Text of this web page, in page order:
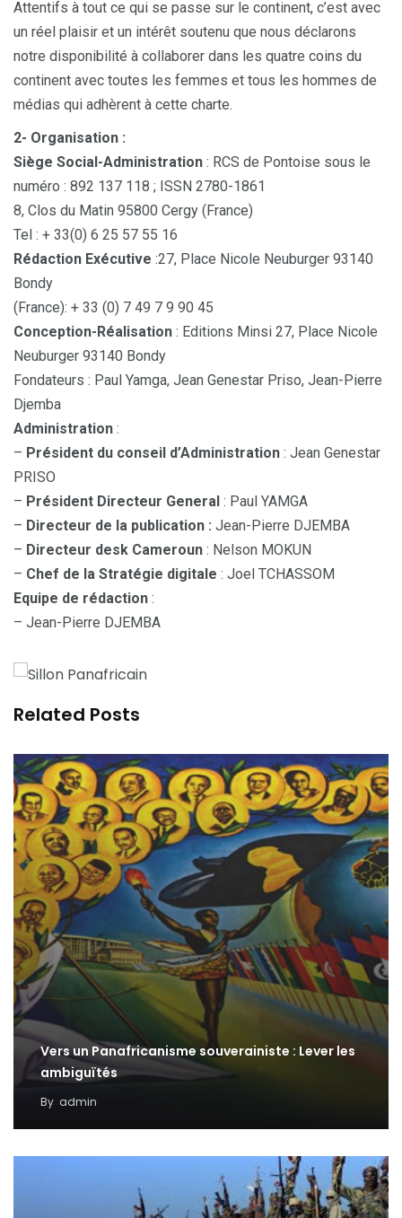
Attentifs à tout ce qui se passe sur le continent, c’est avec
un réel plaisir et un intérêt soutenu que nous déclarons
notre disponibilité à collaborer dans les quatre coins du
continent avec toutes les femmes et tous les hommes de
médias qui adhèrent à cette charte.
2- Organisation :
Siège Social-Administration : RCS de Pontoise sous le
numéro : 892 137 118 ; ISSN 2780-1861
8, Clos du Matin 95800 Cergy (France)
Tel : + 33(0) 6 25 57 55 16
Rédaction Exécutive :27, Place Nicole Neuburger 93140
Bondy
(France): + 33 (0) 7 49 7 9 90 45
Conception-Réalisation : Editions Minsi 27, Place Nicole
Neuburger 93140 Bondy
Fondateurs : Paul Yamga, Jean Genestar Priso, Jean-Pierre
Djemba
Administration :
– Président du conseil d’Administration : Jean Genestar
PRISO
– Président Directeur General : Paul YAMGA
– Directeur de la publication : Jean-Pierre DJEMBA
– Directeur desk Cameroun : Nelson MOKUN
– Chef de la Stratégie digitale : Joel TCHASSOM
Equipe de rédaction :
– Jean-Pierre DJEMBA
Related Posts
Vers un Panafricanisme souverainiste : Lever les
ambiguïtés
By admin